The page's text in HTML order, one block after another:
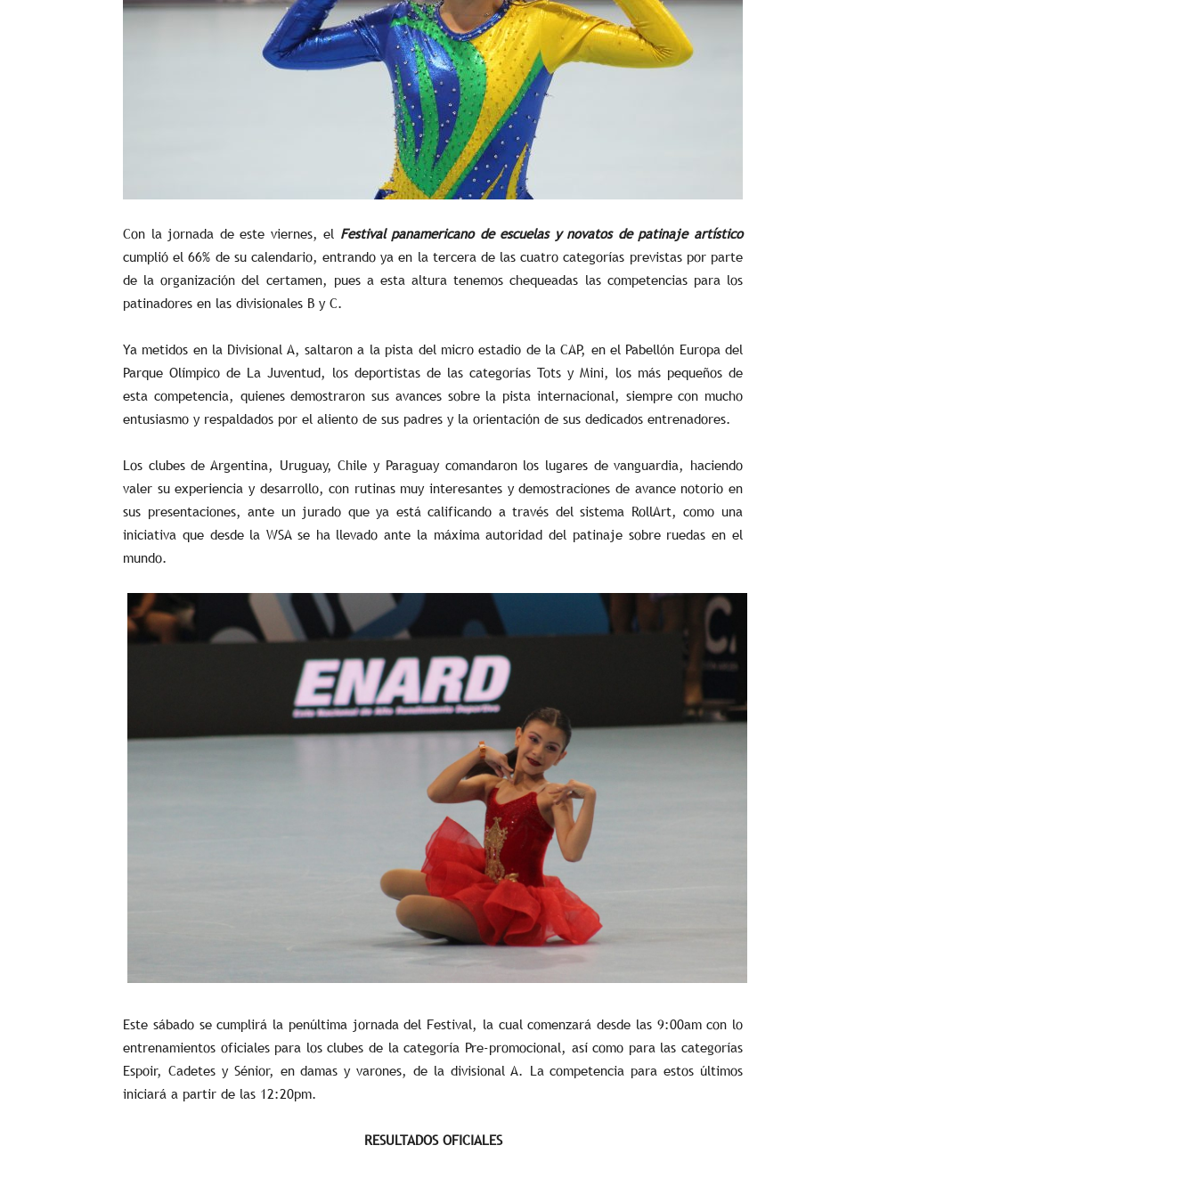
Con la jornada de este viernes, el Festival panamericano de escuelas y novatos de patinaje artístico
cumplió el 66% de su calendario, entrando ya en la tercera de las cuatro categorías previstas por parte
de la organización del certamen, pues a esta altura tenemos chequeadas las competencias para los
patinadores en las divisionales B y C.
Ya metidos en la Divisional A, saltaron a la pista del micro estadio de la CAP, en el Pabellón Europa del
Parque Olímpico de La Juventud, los deportistas de las categorías Tots y Mini, los más pequeños de
esta competencia, quienes demostraron sus avances sobre la pista internacional, siempre con mucho
entusiasmo y respaldados por el aliento de sus padres y la orientación de sus dedicados entrenadores.
Los clubes de Argentina, Uruguay, Chile y Paraguay comandaron los lugares de vanguardia, haciendo
valer su experiencia y desarrollo, con rutinas muy interesantes y demostraciones de avance notorio en
sus presentaciones, ante un jurado que ya está calificando a través del sistema RollArt, como una
iniciativa que desde la WSA se ha llevado ante la máxima autoridad del patinaje sobre ruedas en el
mundo.
Este sábado se cumplirá la penúltima jornada del Festival, la cual comenzará desde las 9:00am con lo
entrenamientos oficiales para los clubes de la categoría Pre-promocional, así como para las categorías
Espoir, Cadetes y Sénior, en damas y varones, de la divisional A. La competencia para estos últimos
iniciará a partir de las 12:20pm.
RESULTADOS OFICIALES